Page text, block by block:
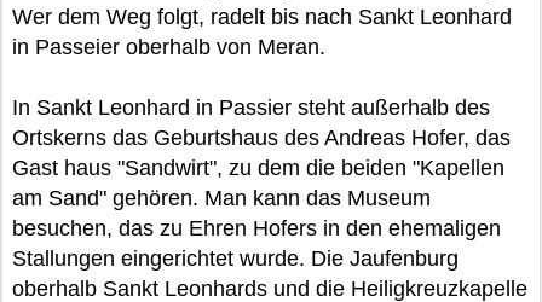
Wer dem Weg folgt, radelt bis nach Sankt Leonhard
in Passeier oberhalb von Meran.
In Sankt Leonhard in Passier steht außerhalb des
Ortskerns das Geburtshaus des Andreas Hofer, das
Gast haus "Sandwirt", zu dem die beiden "Kapellen
am Sand" gehören. Man kann das Museum
besuchen, das zu Ehren Hofers in den ehemaligen
Stallungen eingerichtet wurde. Die Jaufenburg
oberhalb Sankt Leonhards und die Heiligkreuzkapelle